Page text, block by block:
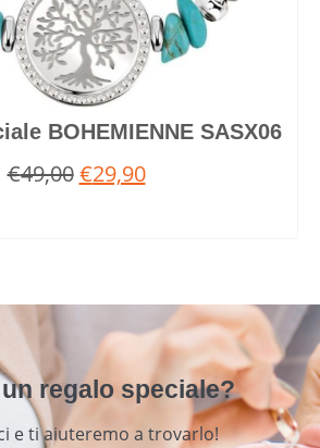
BOHEMIENNE SASX06
€49,00 €29,90
regalo speciale?
e ti aiuteremo a trovarlo!